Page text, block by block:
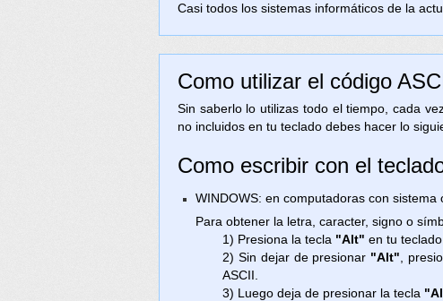
Casi todos los sistemas informáticos de la
Como utilizar el código
Sin saberlo lo utilizas todo el tiempo, cada
no incluidos en tu teclado debes hacer lo
Como escribir con el
WINDOWS: en computadoras con sistema
Para obtener la letra, caracter, signo o
1) Presiona la tecla "Alt" en tu
2) Sin dejar de presionar "Alt" ,
ASCII.
3) Luego deja de presionar la tecla